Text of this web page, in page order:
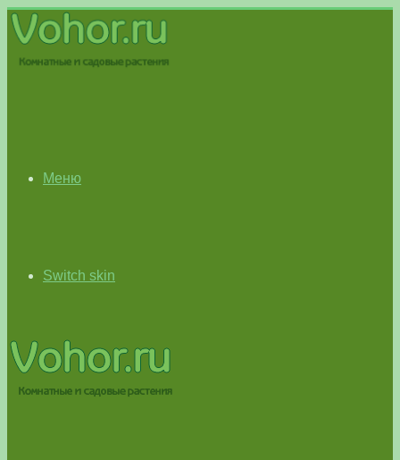
Меню
Switch skin